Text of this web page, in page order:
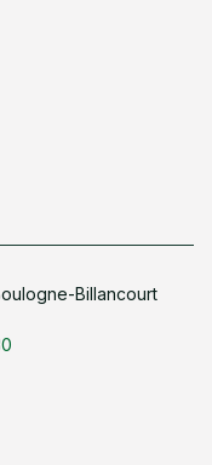
Billancourt